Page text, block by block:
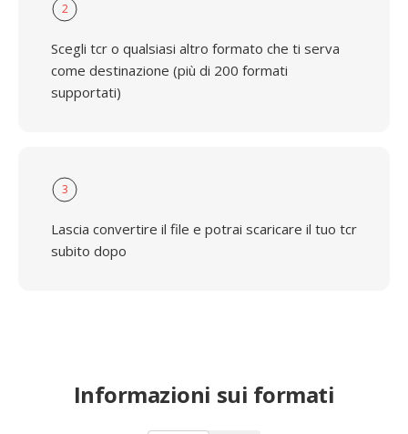
2
Scegli tcr o qualsiasi altro formato che ti serva
come destinazione (più di 200 formati
supportati)
3
Lascia convertire il file e potrai scaricare il tuo tcr
subito dopo
Informazioni sui formati